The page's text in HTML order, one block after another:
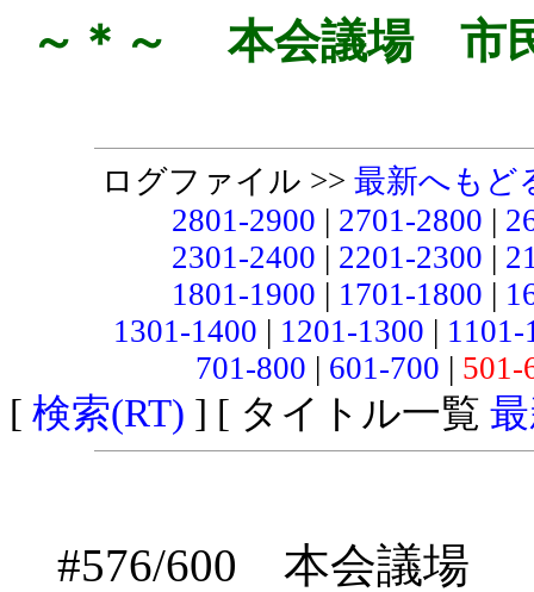
～＊～ 本会議場 市
ログファイル >> 最新へもど
2801-2900 | 2701-2800 |
2301-2400 | 2201-2300 |
1801-1900 | 1701-1800 |
1301-1400 | 1201-1300 |
701-800 | 601-700 |
[ 検索(RT) ] [ タイトル一覧
#576/600 本会議場